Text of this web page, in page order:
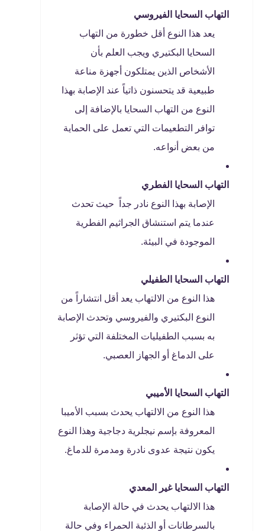
التهاب السحايا الفيروسي
يعد هذا النوع أقل خطورة من التهاب
السحايا البكتيري ويجب العلم بأن
الأشخاص الذين يمتلكون أجهزة مناعة
طبيعية قد يتحسنون ذاتياً عند الإصابة بهذا
النوع من التهاب السحايا بالإضافة إلى
توافر التطعيمات التي تعمل على الحماية
من بعض أنواعه.
التهاب السحايا الفطري
الإصابة بهذا النوع نادر جداً حيث تحدث
عندما يتم استنشاق الجراثيم الفطرية
الموجودة في البيئة.
التهاب السحايا الطفيلي
هذا النوع من الالتهاب يعد أقل انتشاراً من
النوع البكتيري والفيروسي وتحدث الإصابة
به بسبب الطفيليات المختلفة التي تؤثر
على الدماغ أو الجهاز العصبي.
التهاب السحايا الأميبي
هذا النوع من الالتهاب يحدث بسبب الأميبا
المعروفة بإسم نيجلرية دجاجية وهذا النوع
يكون نتيجة عدوى نادرة ومدمرة للدماغ.
التهاب السحايا غير المعدي
هذا الالتهاب يحدث في حالة الإصابة
بالسرطانات أو الذئبة الحمراء وفي حالة